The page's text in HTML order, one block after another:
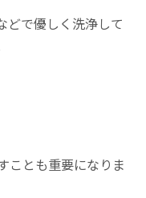
どで優しく洗浄して
ことも重要になりま